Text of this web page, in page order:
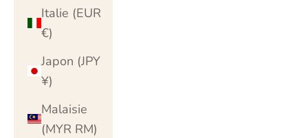
Italie (EUR
€)
Japon (JPY
¥)
Malaisie
(MYR RM)